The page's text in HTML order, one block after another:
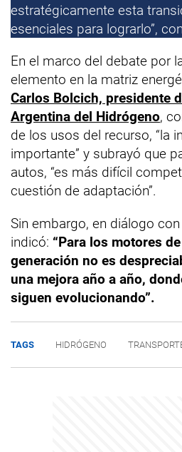
estratégicamente esta
esenciales para lograrlo”,
En el marco del debate por
elemento en la matriz
Carlos Bolcich, presidente
Argentina del Hidrógeno,
de los usos del recurso, “la
importante” y subrayó que
autos, “es más difícil
cuestión de adaptación”.
Sin embargo, en diálogo con
indicó: “Para los motores
generación no es
una mejora año a año,
siguen evolucionando”.
TAGS HIDRÓGENO